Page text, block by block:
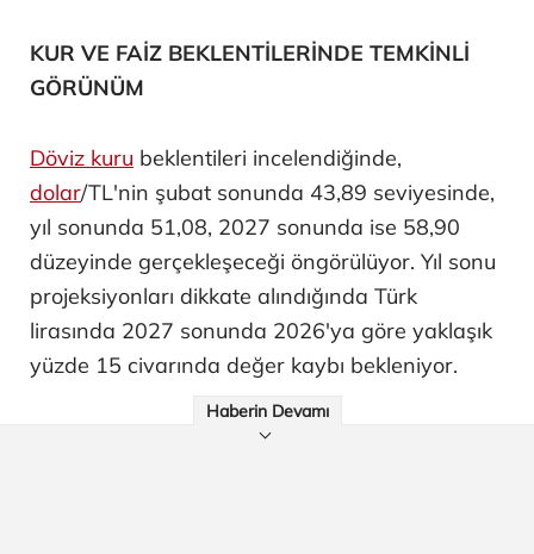
KUR VE FAİZ BEKLENTİLERİNDE TEMKİNLİ
GÖRÜNÜM
Döviz kuru beklentileri incelendiğinde,
dolar/TL'nin şubat sonunda 43,89 seviyesinde,
yıl sonunda 51,08, 2027 sonunda ise 58,90
düzeyinde gerçekleşeceği öngörülüyor. Yıl sonu
projeksiyonları dikkate alındığında Türk
lirasında 2027 sonunda 2026'ya göre yaklaşık
yüzde 15 civarında değer kaybı bekleniyor.
Haberin Devamı